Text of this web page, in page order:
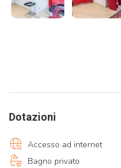
Dotazioni
Accesso ad internet
Bagno privato